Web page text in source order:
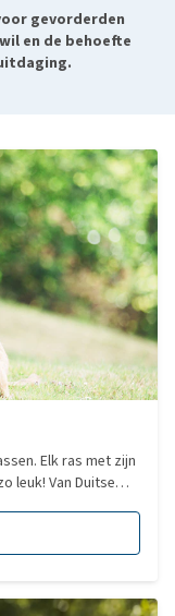
gevorderden
en de behoefte
Elk ras met zijn
leuk! Van Duitse
Dit zegt
dus ook niet of